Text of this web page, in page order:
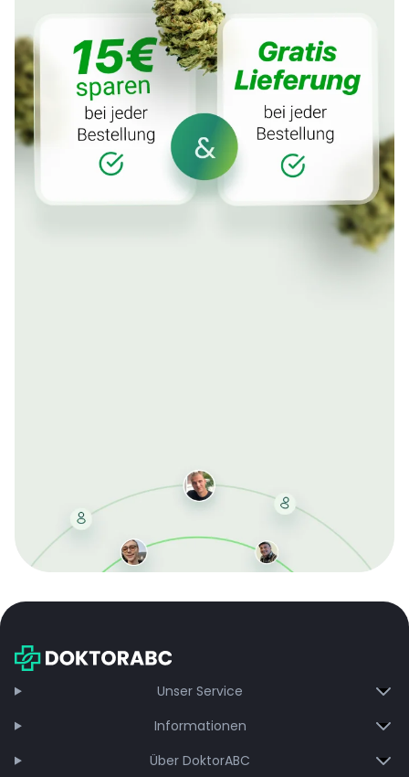
bei jeder Bestellung, erhalten schnelle Lieferung und
Unser Service
Informationen
Über DoktorABC